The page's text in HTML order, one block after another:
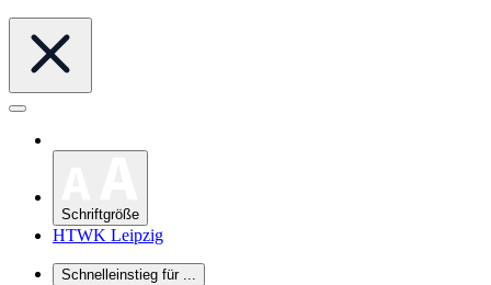
Schriftgröße
HTWK Leipzig
Schnelleinstieg für ...